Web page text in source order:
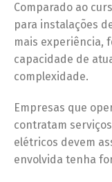
Comparado ao
para instalações
mais experiência,
capacidade de
complexidade.
Empresas que
contratam
elétricos devem
envolvida tenha